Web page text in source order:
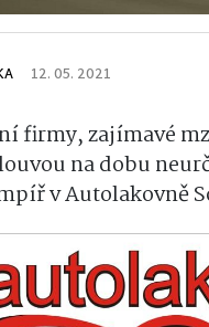
12. 05. 2021
firmy, zajímavé
na dobu
v Autolakovně